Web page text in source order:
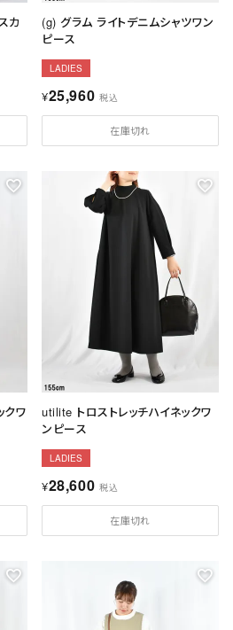
カ
(g) グラム ライトデニムシャツワン
ピース
LADIES
¥25,960 税込
在庫切れ
クワ
utilite トロストレッチハイネックワ
ンピース
LADIES
¥28,600 税込
在庫切れ